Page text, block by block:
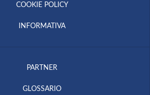
COOKIE POLICY
INFORMATIVA
PARTNER
GLOSSARIO